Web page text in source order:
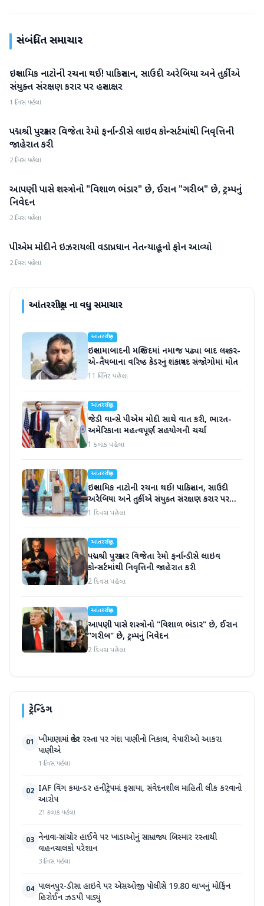
સંબંધિત સમાચાર
આંતરરાષ્ટ્રીય
ઇસ્લામિક નાટોની રચના થઈ! પાકિસ્તાન, સાઉદી અરેબિયા અને તુર્કીએ
સંયુક્ત સંરક્ષણ કરાર પર હસ્તાક્ષર
1 દિવસ પહેલા
આંતરરાષ્ટ્રીય
પદ્મશ્રી પુરસ્કાર વિજેતા રેમો ફર્નાન્ડીસે લાઇવ કોન્સર્ટમાંથી નિવૃત્તિની
જાહેરાત કરી
2 દિવસ પહેલા
આંતરરાષ્ટ્રીય
આપણી પાસે શસ્ત્રોનો "વિશાળ ભંડાર" છે, ઈરાન "ગરીબ" છે, ટ્રમ્પનું
નિવેદન
2 દિવસ પહેલા
આંતરરાષ્ટ્રીય
પીએમ મોદીને ઇઝરાયલી વડાપ્રધાન નેતન્યાહૂનો ફોન આવ્યો
2 દિવસ પહેલા
આંતરરાષ્ટ્રીયના વધુ સમાચાર
આંતરરાષ્ટ્રીય
ઇસ્લામાબાદની મસ્જિદમાં નમાજ પઢ્યા બાદ લશ્કર-
એ-તૈયબાના વરિષ્ઠ કેડરનું શંકાસ્પદ સંજોગોમાં મોત
11 મિનિટ પહેલા
આંતરરાષ્ટ્રીય
જેડી વાન્સે પીએમ મોદી સાથે વાત કરી, ભારત-
અમેરિકાના મહત્વપૂર્ણ સહયોગની ચર્ચા
1 કલાક પહેલા
આંતરરાષ્ટ્રીય
ઇસ્લામિક નાટોની રચના થઈ! પાકિસ્તાન, સાઉદી
અરેબિયા અને તુર્કીએ સંયુક્ત સંરક્ષણ કરાર પર
હસ્તાક્ષર
1 દિવસ પહેલા
આંતરરાષ્ટ્રીય
પદ્મશ્રી પુરસ્કાર વિજેતા રેમો ફર્નાન્ડીસે લાઇવ
કોન્સર્ટમાંથી નિવૃત્તિની જાહેરાત કરી
2 દિવસ પહેલા
આંતરરાષ્ટ્રીય
આપણી પાસે શસ્ત્રોનો "વિશાળ ભંડાર" છે, ઈરાન
"ગરીબ" છે, ટ્રમ્પનું નિવેદન
2 દિવસ પહેલા
ટ્રેન્ડિંગ
01 ખીમાણામાં જાહેર રસ્તા પર ગંદા પાણીનો નિકાલ, વેપારીઓ આકરા
પાણીએ
1 દિવસ પહેલા
02 IAF વિંગ કમાન્ડર હનીટ્રેપમાં ફસાયા, સંવેદનશીલ માહિતી લીક કરવાનો
આરોપ
21 કલાક પહેલા
03 નેનાવા-સાંચોર હાઈવે પર ખાડાઓનું સામ્રાજ્ય બિસ્માર રસ્તાથી
વાહનચાલકો પરેશાન
3 દિવસ પહેલા
04 પાલનપુર-ડીસા હાઇવે પર એસઓજી પોલીસે 19.80 લાખનું મોર્ફિન
હિરોઈન ઝડપી પાડ્યું